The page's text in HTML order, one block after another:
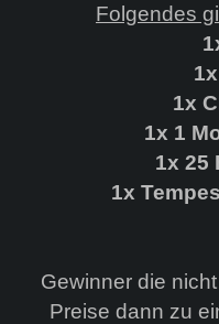
Folgendes
1x
1x 1
1x 25
1x
Gewinner die
Preise dann zu